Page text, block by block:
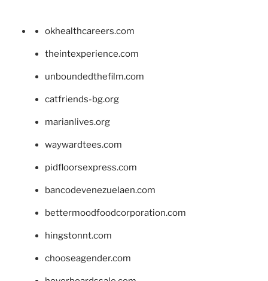
okhealthcareers.com
theintexperience.com
unboundedthefilm.com
catfriends-bg.org
marianlives.org
waywardtees.com
pidfloorsexpress.com
bancodevenezuelaen.com
bettermoodfoodcorporation.com
hingstonnt.com
chooseagender.com